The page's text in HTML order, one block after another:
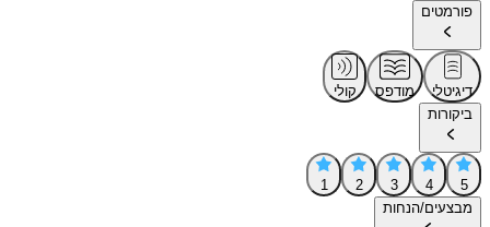
פורמטים
דיגיטלי מודפס
קולי
ביקורות
5
4
3
2
1
מבצעים/הנחות